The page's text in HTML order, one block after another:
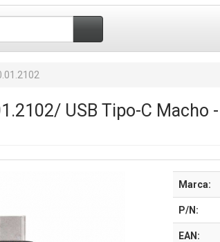
USB Tipo-C
Marca:
P/N:
EAN: